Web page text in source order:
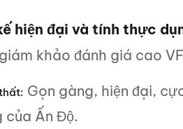
hiện đại và tính thực
khảo đánh giá cao
Gọn gàng, hiện đại,
của Ấn Độ.